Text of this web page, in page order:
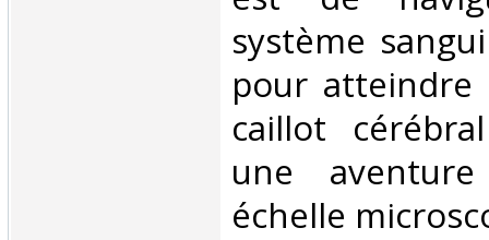
système
pour
caillot
une
échelle